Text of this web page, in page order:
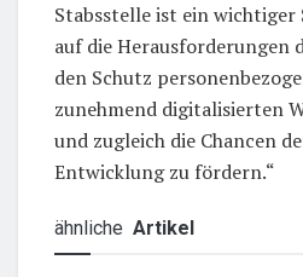
Stabsstelle ist ein
auf die Herausforderungen
den Schutz
zunehmend digitalisierten
und zugleich die Chancen
Entwicklung zu fördern.“
ähnliche Artikel